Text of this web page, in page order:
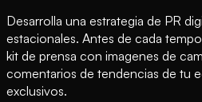
Desarrolla una estrategia de PR
estacionales. Antes de cada
kit de prensa con imagenes de
comentarios de tendencias de tu
exclusivos.